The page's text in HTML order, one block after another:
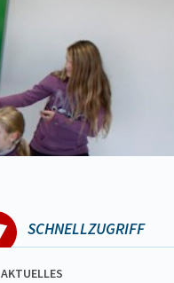
SCHNELLZUGRIFF
AKTUELLES